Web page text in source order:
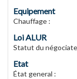
Equipement
Chauffage :
Loi ALUR
Statut du
Etat
État general :